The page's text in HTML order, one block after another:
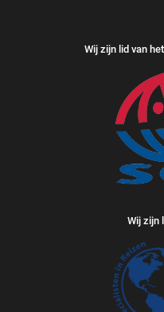
Wij zijn lid van
Wij zijn